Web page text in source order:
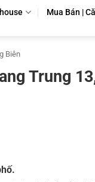
Mua Bán |
Biên
Trung